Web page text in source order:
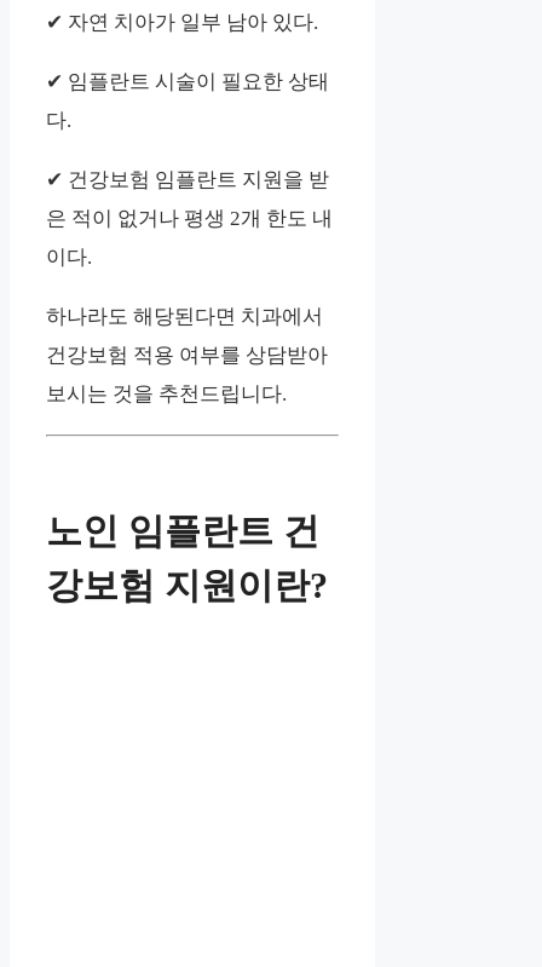
✔ 자연 치아가 일부 남아 있다.
✔ 임플란트 시술이 필요한 상태
다.
✔ 건강보험 임플란트 지원을 받
은 적이 없거나 평생 2개 한도 내
이다.
하나라도 해당된다면 치과에서
건강보험 적용 여부를 상담받아
보시는 것을 추천드립니다.
노인 임플란트 건
강보험 지원이란?